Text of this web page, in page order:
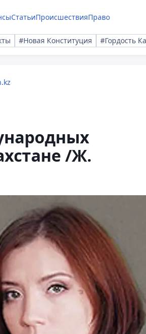
СтатьиПроисшествияПраво
#Новая Конституция #Гордость
/Ж.